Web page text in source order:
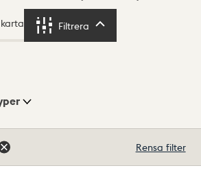
Filtrera
Rensa filter